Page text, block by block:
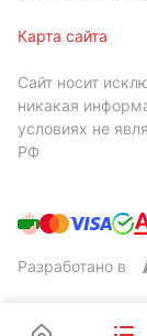
Карта сайта
Сайт носит
никакая
условиях не
РФ
Разработано в